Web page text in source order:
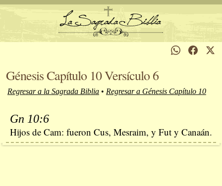
Génesis Capítulo 10 Versículo 6
Regresar a la Sagrada Biblia • Regresar a Génesis Capítulo 10
Gn 10:6
Hijos de Cam: fueron Cus, Mesraim, y Fut y Canaán.